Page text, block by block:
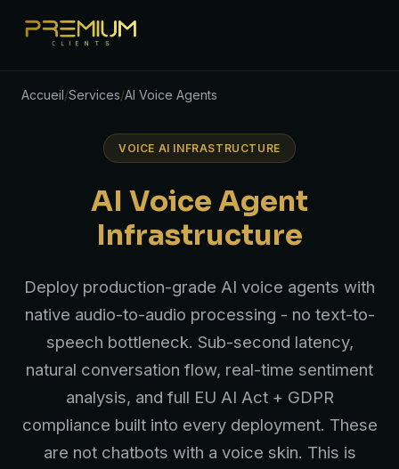
Accueil/Services/AI Voice Agents
VOICE AI INFRASTRUCTURE
AI Voice Agent
Infrastructure
Deploy production-grade AI voice agents with
native audio-to-audio processing - no text-to-
speech bottleneck. Sub-second latency,
natural conversation flow, real-time sentiment
analysis, and full EU AI Act + GDPR
compliance built into every deployment. These
are not chatbots with a voice skin. This is